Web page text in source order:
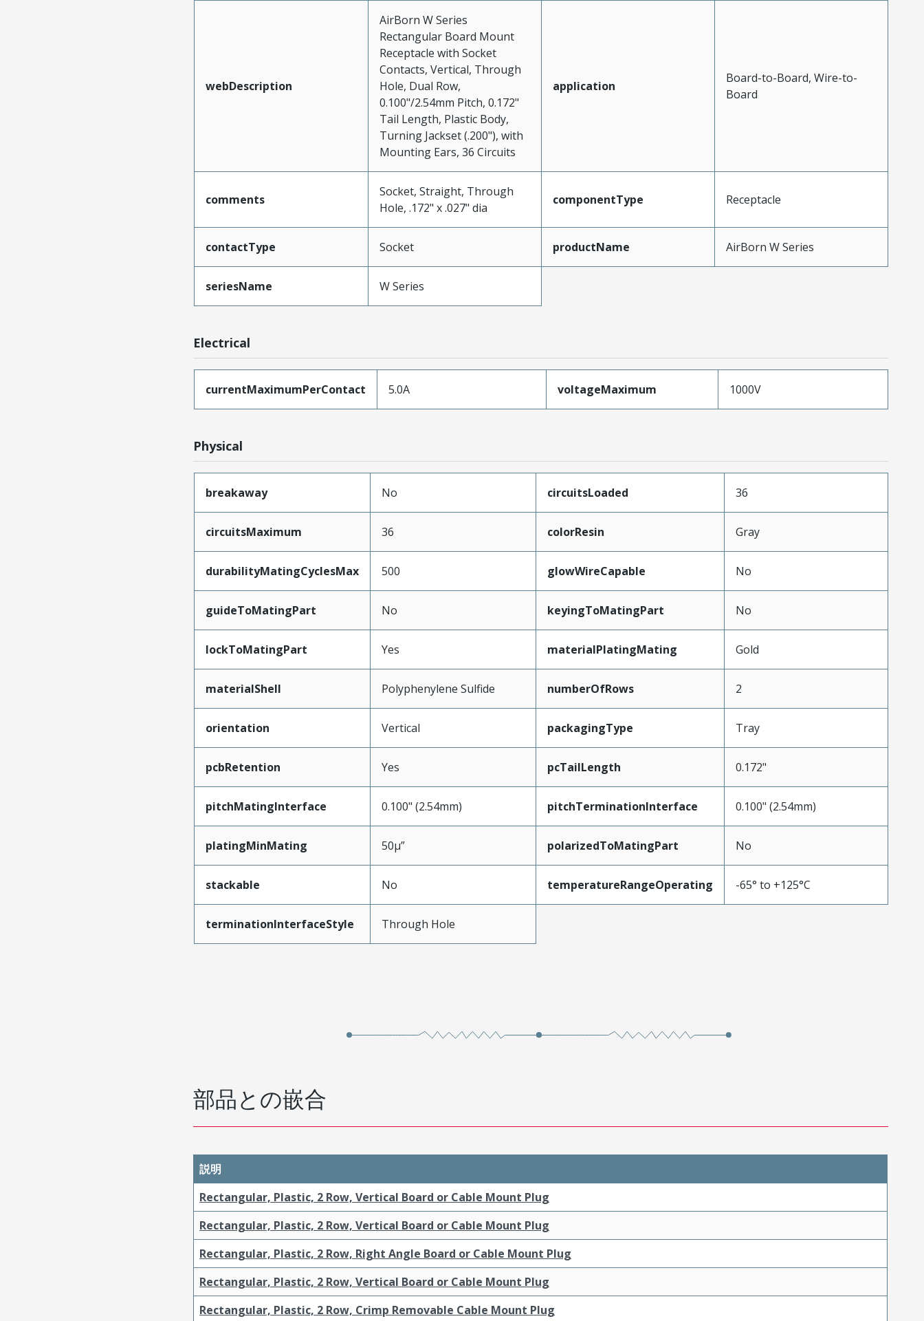
webDescription
AirBorn W Series
Rectangular Board Mount
Receptacle with Socket
Contacts, Vertical, Through
Hole, Dual Row,
0.100"/2.54mm Pitch, 0.172"
Tail Length, Plastic Body,
Turning Jackset (.200"), with
Mounting Ears, 36 Circuits
application
Board-to-Board, Wire-to-
Board
comments
Socket, Straight, Through
Hole, .172" x .027" dia
componentType Receptacle
contactType Socket productName AirBorn W Series
seriesName W Series
Electrical
currentMaximumPerContact 5.0A voltageMaximum 1000V
Physical
breakaway No circuitsLoaded 36
circuitsMaximum 36 colorResin Gray
durabilityMatingCyclesMax 500 glowWireCapable No
guideToMatingPart No keyingToMatingPart No
lockToMatingPart Yes materialPlatingMating Gold
materialShell Polyphenylene Sulfide numberOfRows 2
orientation Vertical packagingType Tray
pcbRetention Yes pcTailLength 0.172"
pitchMatingInterface 0.100" (2.54mm) pitchTerminationInterface 0.100" (2.54mm)
platingMinMating 50µ” polarizedToMatingPart No
stackable No temperatureRangeOperating -65° to +125°C
terminationInterfaceStyle Through Hole
部品との嵌合
説明
Rectangular, Plastic, 2 Row, Vertical Board or Cable Mount Plug
Rectangular, Plastic, 2 Row, Vertical Board or Cable Mount Plug
Rectangular, Plastic, 2 Row, Right Angle Board or Cable Mount Plug
Rectangular, Plastic, 2 Row, Vertical Board or Cable Mount Plug
Rectangular, Plastic, 2 Row, Crimp Removable Cable Mount Plug